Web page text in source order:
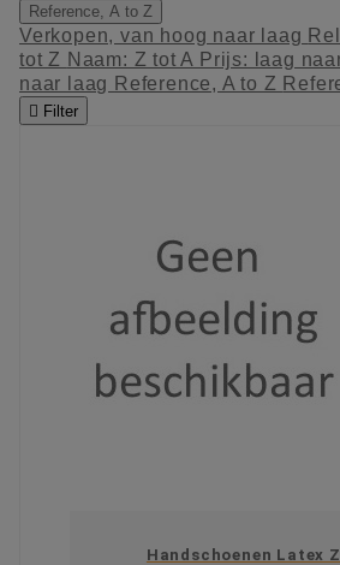
Reference, A to Z
Verkopen, van hoog naar laag
tot Z Naam: Z tot A Prijs: laag
naar laag Reference, A to Z
 Filter
Handschoenen Latex